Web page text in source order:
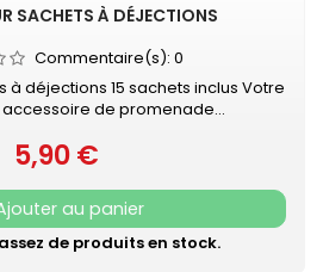
SACHETS À DÉJECTIONS
Commentaire(s): 0
à déjections 15 sachets inclus Votre
de promenade...
Prix
5,90 €
au panier
de produits en stock.